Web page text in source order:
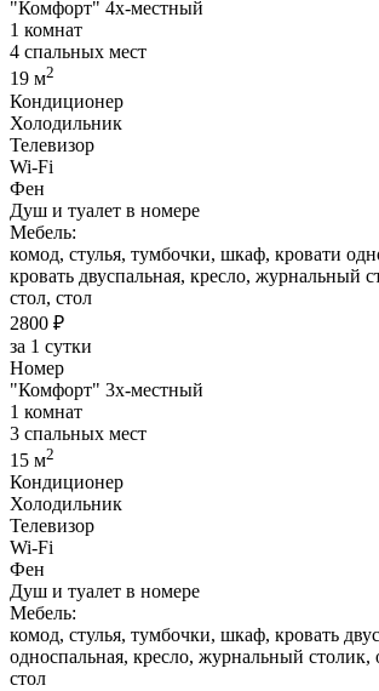
"Комфорт" 4х-местный
1 комнат
4 спальных мест
19 м2
Кондиционер
Холодильник
Телевизор
Wi-Fi
Фен
Душ и туалет в номере
Мебель:
комод, стулья, тумбочки, шкаф, кровати
кровать двуспальная, кресло, журнальный
стол, стол
2800 ₽
за 1 сутки
Номер
"Комфорт" 3х-местный
1 комнат
3 спальных мест
15 м2
Кондиционер
Холодильник
Телевизор
Wi-Fi
Фен
Душ и туалет в номере
Мебель:
комод, стулья, тумбочки, шкаф, кровать
односпальная, кресло, журнальный столик,
стол